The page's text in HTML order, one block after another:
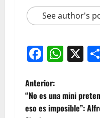
See author's
X
Anterior:
“No es una mini
eso es imposible”: